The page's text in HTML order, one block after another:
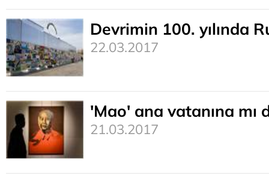
Devrimin 100. yılında
22.03.2017
'Mao' ana vatanına mı
21.03.2017